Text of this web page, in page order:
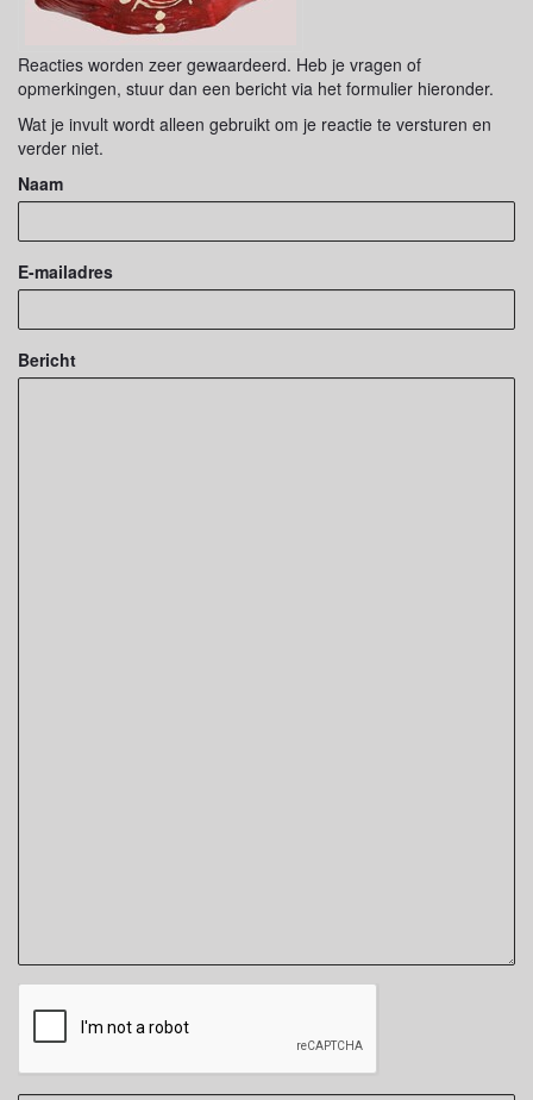
Reacties worden zeer gewaardeerd. Heb je vragen of
opmerkingen, stuur dan een bericht via het formulier hieronder.
Wat je invult wordt alleen gebruikt om je reactie te versturen en
verder niet.
Naam
E-mailadres
Bericht